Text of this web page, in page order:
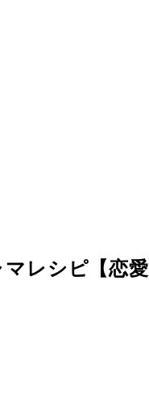
レシピ【恋愛